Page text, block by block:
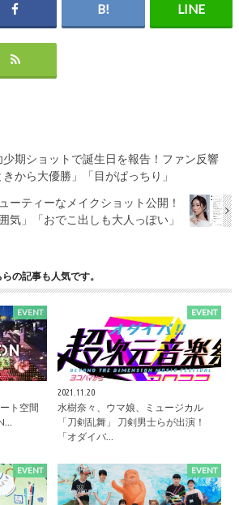
少期ショットで誕生日を報告！ファン反響
きから大優勝」「目がぱっちり」
ーティーなメイクショット公開！
気」「おでこ出しも大人っぽい」
らの記事も人気です。
EVENT
ト空間
EVENT
2021.11.20
水樹奈々、ウマ娘、ミュージカル
「刀剣乱舞」 刀剣男士らが出演！
「オダイバ…
EVENT EVENT